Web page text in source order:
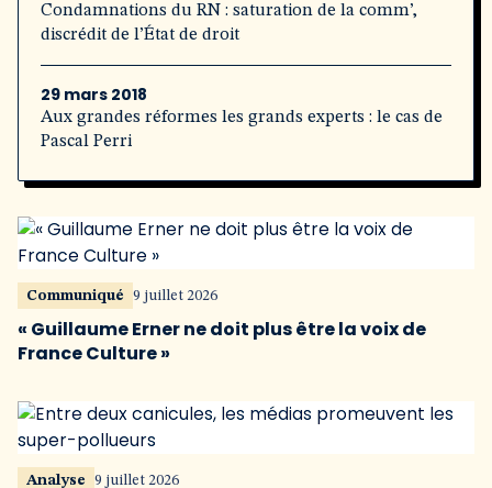
Condamnations du RN : saturation de la comm’,
discrédit de l’État de droit
29 mars 2018
Aux grandes réformes les grands experts : le cas de
Pascal Perri
Communiqué 9 juillet 2026
« Guillaume Erner ne doit plus être la voix de
France Culture »
Analyse 9 juillet 2026